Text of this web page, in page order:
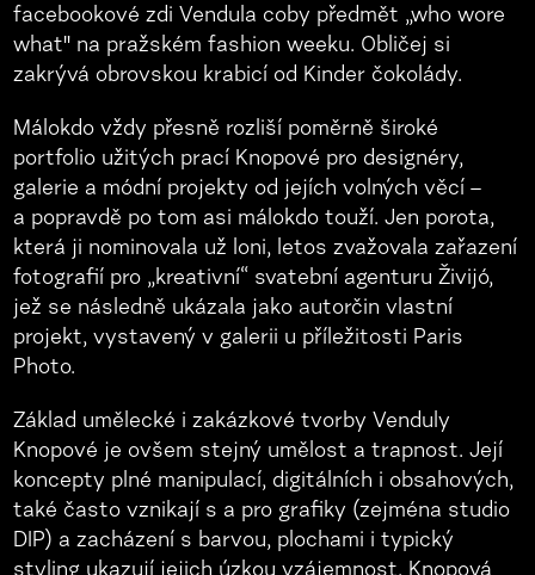
facebookové zdi Vendula coby předmět „who wore
what" na pražském fashion weeku. Obličej si
zakrývá obrovskou krabicí od Kinder čokolády.
Málokdo vždy přesně rozliší poměrně široké
portfolio užitých prací Knopové pro designéry,
galerie a módní projekty od jejích volných věcí –
a popravdě po tom asi málokdo touží. Jen porota,
která ji nominovala už loni, letos zvažovala zařazení
fotografií pro „kreativní“ svatební agenturu Živijó,
jež se následně ukázala jako autorčin vlastní
projekt, vystavený v galerii u příležitosti Paris
Photo.
Základ umělecké i zakázkové tvorby Venduly
Knopové je ovšem stejný umělost a trapnost. Její
koncepty plné manipulací, digitálních i obsahových,
také často vznikají s a pro grafiky (zejména studio
DIP) a zacházení s barvou, plochami i typický